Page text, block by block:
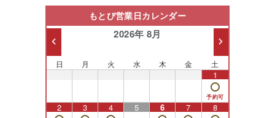
もとび営業日カレンダー
2026年 8月
日 月 火 水 木 金 土
1
2 3 4 5 6 7 8